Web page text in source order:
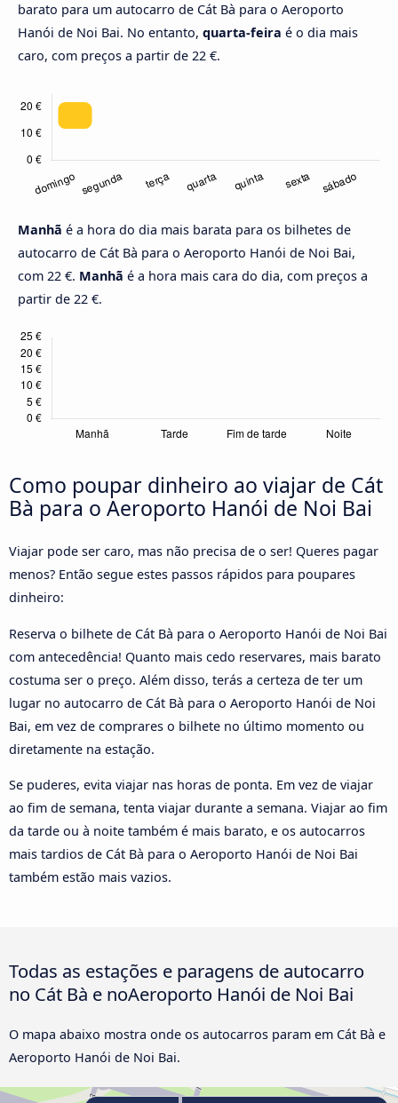
barato para um autocarro de Cát Bà para o Aeroporto
Hanói de Noi Bai. No entanto, quarta-feira é o dia mais
caro, com preços a partir de 22 €.
Manhã é a hora do dia mais barata para os bilhetes de
autocarro de Cát Bà para o Aeroporto Hanói de Noi Bai,
com 22 €. Manhã é a hora mais cara do dia, com preços a
partir de 22 €.
Como poupar dinheiro ao viajar de Cát
Bà para o Aeroporto Hanói de Noi Bai
Viajar pode ser caro, mas não precisa de o ser! Queres pagar
menos? Então segue estes passos rápidos para poupares
dinheiro:
Reserva o bilhete de Cát Bà para o Aeroporto Hanói de Noi Bai
com antecedência! Quanto mais cedo reservares, mais barato
costuma ser o preço. Além disso, terás a certeza de ter um
lugar no autocarro de Cát Bà para o Aeroporto Hanói de Noi
Bai, em vez de comprares o bilhete no último momento ou
diretamente na estação.
Se puderes, evita viajar nas horas de ponta. Em vez de viajar
ao fim de semana, tenta viajar durante a semana. Viajar ao fim
da tarde ou à noite também é mais barato, e os autocarros
mais tardios de Cát Bà para o Aeroporto Hanói de Noi Bai
também estão mais vazios.
Todas as estações e paragens de autocarro
no Cát Bà e noAeroporto Hanói de Noi Bai
O mapa abaixo mostra onde os autocarros param em Cát Bà e
Aeroporto Hanói de Noi Bai.